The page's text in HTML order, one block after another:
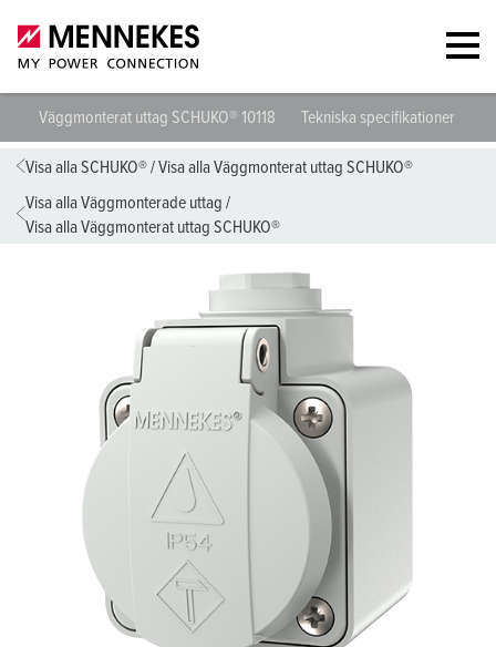
Väggmonterat uttag SCHUKO® 10118 Tekniska specifikationer
Visa alla SCHUKO®/Visa alla Väggmonterat uttag SCHUKO®
Visa alla Väggmonterade uttag /
Visa alla Väggmonterat uttag SCHUKO®